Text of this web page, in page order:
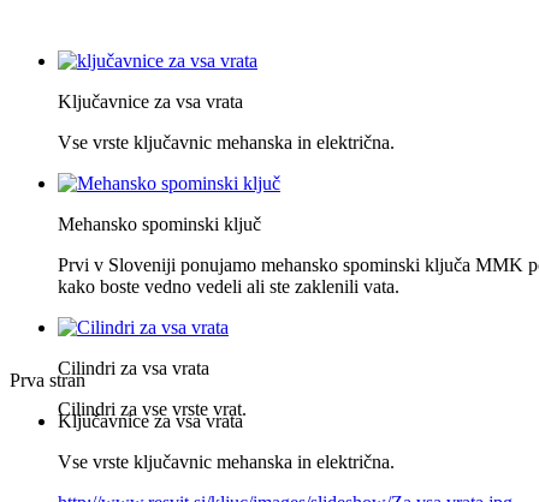
Ključavnice za vsa vrata
Vse vrste ključavnic mehanska in električna.
Mehansko spominski ključ
Prvi v Sloveniji ponujamo mehansko spominski ključa MMK
kako boste vedno vedeli ali ste zaklenili vata.
Cilindri za vsa vrata
Cilindri za vse vrste vrat.
Prva stran
Ključavnice za vsa vrata
Vse vrste ključavnic mehanska in električna.